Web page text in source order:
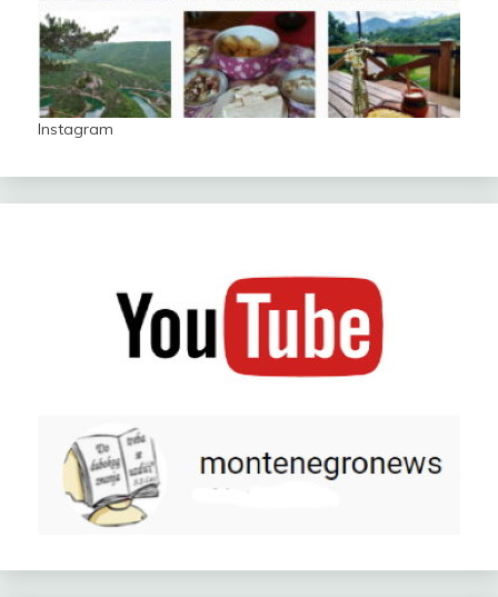
Instagram